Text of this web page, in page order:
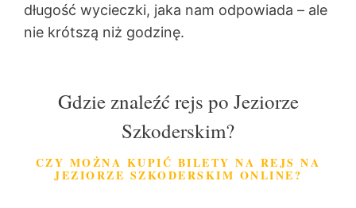
długość wycieczki, jaka nam odpowiada – ale
nie krótszą niż godzinę.
Gdzie znaleźć rejs po Jeziorze
Szkoderskim?
CZY MOŻNA KUPIĆ BILETY NA REJS NA
JEZIORZE SZKODERSKIM ONLINE?